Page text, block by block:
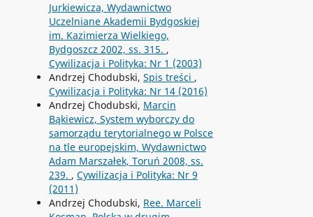
Jurkiewicza, Wydawnictwo
Uczelniane Akademii Bydgoskiej
im. Kazimierza Wielkiego,
Bydgoszcz 2002, ss. 315. ,
Cywilizacja i Polityka: Nr 1 (2003)
Andrzej Chodubski, Spis treści ,
Cywilizacja i Polityka: Nr 14 (2016)
Andrzej Chodubski, Marcin
Bąkiewicz, System wyborczy do
samorządu terytorialnego w Polsce
na tle europejskim, Wydawnictwo
Adam Marszałek, Toruń 2008, ss.
239. , Cywilizacja i Polityka: Nr 9
(2011)
Andrzej Chodubski, Ree. Marceli